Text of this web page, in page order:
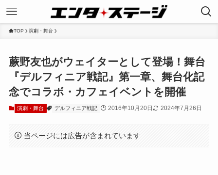
TOP 演劇・舞台
蕨野友也がウェイターとして登場！舞台
『デルフィニア戦記』第一章、舞台化記
念でコラボ・カフェイベントを開催
演劇・舞台 デルフィニア戦記 2016年10月20日 2024年7月26日
当ページには広告が含まれています